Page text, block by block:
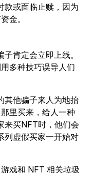
款或面临止赎，因为
金。
肯定会立即上线。
多种技巧误导人们
其他骗子来人为地抬
里买来，给人一种
来买NFT时，他们会
列虚假买家一开始对
戏和 NFT 相关垃圾